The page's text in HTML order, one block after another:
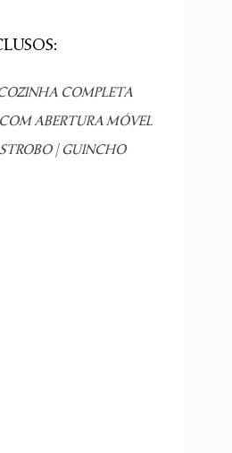
COMPLETA
ABERTURA MÓVEL
| GUINCHO